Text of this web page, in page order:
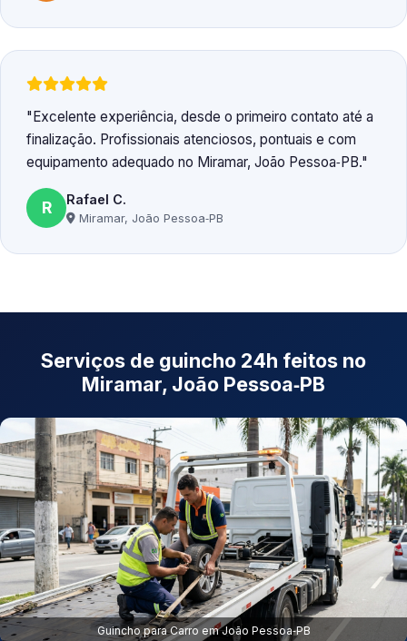
Excelente experiência, desde o primeiro contato até a
finalização. Profissionais atenciosos, pontuais e com
equipamento adequado no Miramar, João Pessoa‑PB.
R Rafael C.
Miramar, João Pessoa‑PB
Serviços de guincho 24h feitos no
Miramar, João Pessoa‑PB
Guincho para Carro em João Pessoa‑PB